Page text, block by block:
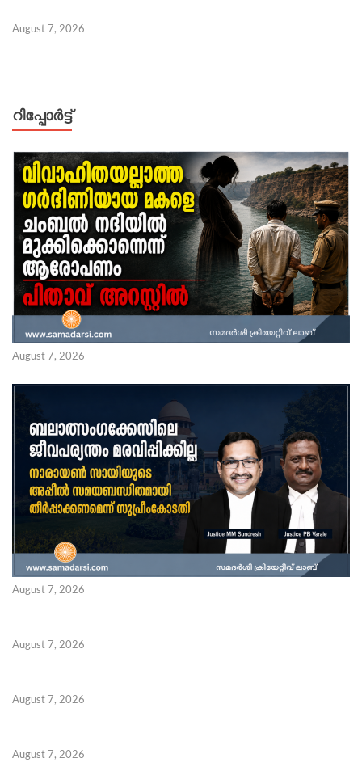
August 7, 2026
റിപ്പോര്‍ട്ട്
August 7, 2026
August 7, 2026
August 7, 2026
August 7, 2026
August 7, 2026